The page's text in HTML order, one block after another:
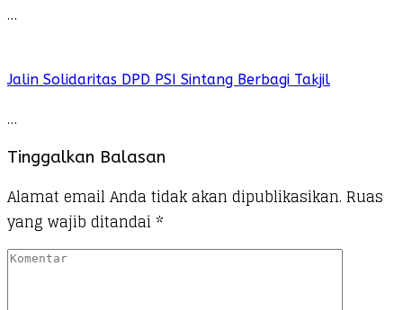
…
Jalin Solidaritas DPD PSI Sintang Berbagi Takjil
…
Tinggalkan Balasan
Alamat email Anda tidak akan dipublikasikan. Ruas
yang wajib ditandai *